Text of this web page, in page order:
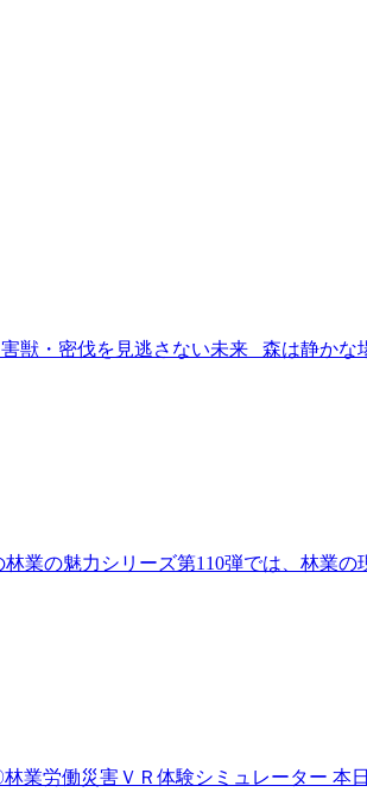
獣・密伐を見逃さない未来 森は静か
業の魅力シリーズ第110弾では、林業
業労働災害ＶＲ体験シミュレーター